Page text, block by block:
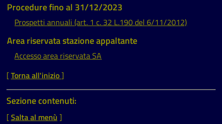
Procedure fino al 31/12/2023
Prospetti annuali (art. 1 c. 32 L.190 del 6/11/2012)
Area riservata stazione appaltante
Accesso area riservata SA
[Torna all'inizio]
Sezione contenuti:
[Salta al menù ]